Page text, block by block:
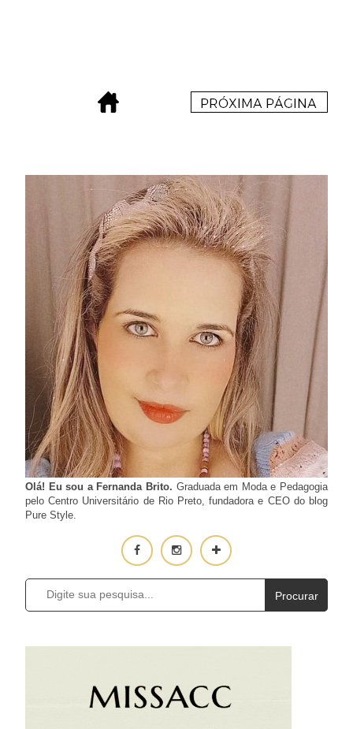
Olá! Eu sou a Fernanda Brito. Graduada em Moda e Pedagogia
pelo Centro Universitário de Rio Preto, fundadora e CEO do blog
Pure Style.
Procurar